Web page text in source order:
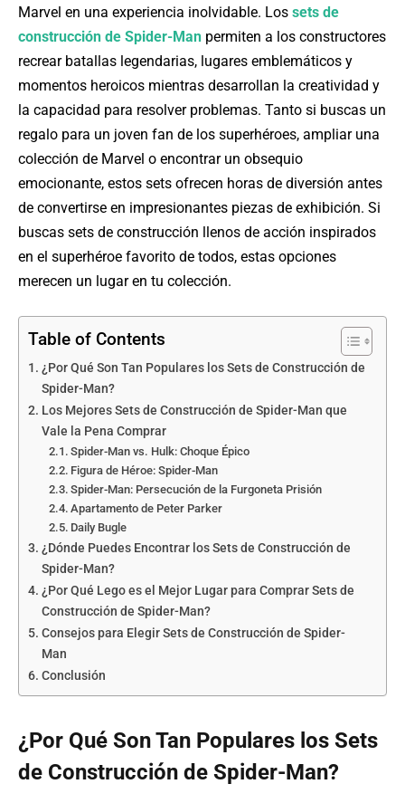
Marvel en una experiencia inolvidable. Los sets de
construcción de Spider-Man permiten a los constructores
recrear batallas legendarias, lugares emblemáticos y
momentos heroicos mientras desarrollan la creatividad y
la capacidad para resolver problemas. Tanto si buscas un
regalo para un joven fan de los superhéroes, ampliar una
colección de Marvel o encontrar un obsequio
emocionante, estos sets ofrecen horas de diversión antes
de convertirse en impresionantes piezas de exhibición. Si
buscas sets de construcción llenos de acción inspirados
en el superhéroe favorito de todos, estas opciones
merecen un lugar en tu colección.
Table of Contents
¿Por Qué Son Tan Populares los Sets de Construcción de
Spider-Man?
Los Mejores Sets de Construcción de Spider-Man que
Vale la Pena Comprar
Spider-Man vs. Hulk: Choque Épico
Figura de Héroe: Spider-Man
Spider-Man: Persecución de la Furgoneta Prisión
Apartamento de Peter Parker
Daily Bugle
¿Dónde Puedes Encontrar los Sets de Construcción de
Spider-Man?
¿Por Qué Lego es el Mejor Lugar para Comprar Sets de
Construcción de Spider-Man?
Consejos para Elegir Sets de Construcción de Spider-
Man
Conclusión
¿Por Qué Son Tan Populares los Sets
de Construcción de Spider-Man?